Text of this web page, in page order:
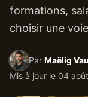
formations,
choisir une
Par Maëlig
Mis à jour le 04